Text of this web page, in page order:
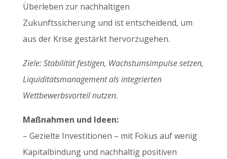
Überleben zur nachhaltigen
Zukunftssicherung und ist entscheidend, um
aus der Krise gestärkt hervorzugehen.
Ziele: Stabilität festigen, Wachstumsimpulse setzen,
Liquiditätsmanagement als integrierten
Wettbewerbsvorteil nutzen.
Maßnahmen und Ideen:
– Gezielte Investitionen – mit Fokus auf wenig
Kapitalbindung und nachhaltig positiven